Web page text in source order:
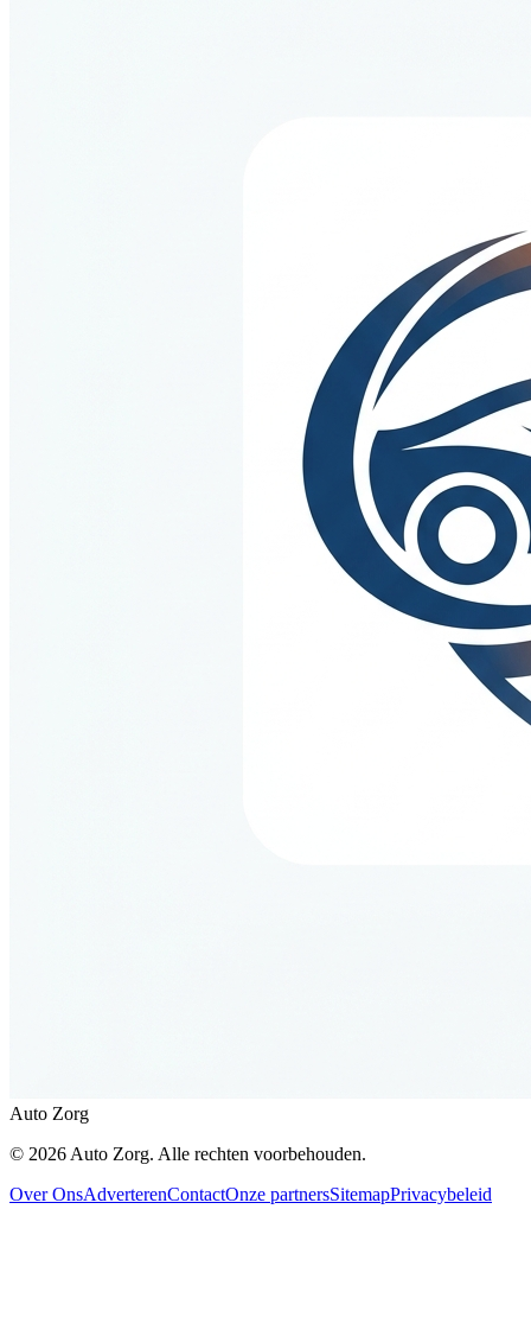
Auto Zorg
© 2026 Auto Zorg. Alle rechten voorbehouden.
Over OnsAdverterenContactOnze partnersSitemapPrivacybeleid